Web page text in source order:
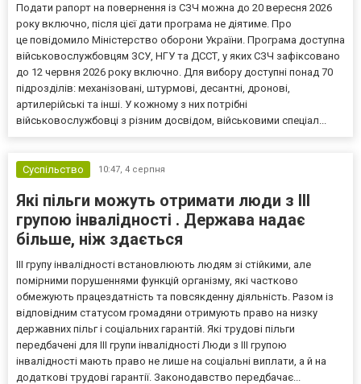
Подати рапорт на повернення із СЗЧ можна до 20 вересня 2026
року включно, після цієї дати програма не діятиме. Про
це повідомило Міністерство оборони України. Програма доступна
військовослужбовцям ЗСУ, НГУ та ДССТ, у яких СЗЧ зафіксовано
до 12 червня 2026 року включно. Для вибору доступні понад 70
підрозділів: механізовані, штурмові, десантні, дронові,
артилерійські та інші. У кожному з них потрібні
військовослужбовці з різним досвідом, військовими спеціал...
Суспільство 10:47, 4 серпня
Які пільги можуть отримати люди з III
групою інвалідності . Держава надає
більше, ніж здається
III групу інвалідності встановлюють людям зі стійкими, але
помірними порушеннями функцій організму, які частково
обмежують працездатність та повсякденну діяльність. Разом із
відповідним статусом громадяни отримують право на низку
державних пільг і соціальних гарантій. Які трудові пільги
передбачені для III групи інвалідності Люди з III групою
інвалідності мають право не лише на соціальні виплати, а й на
додаткові трудові гарантії. Законодавство передбачає...